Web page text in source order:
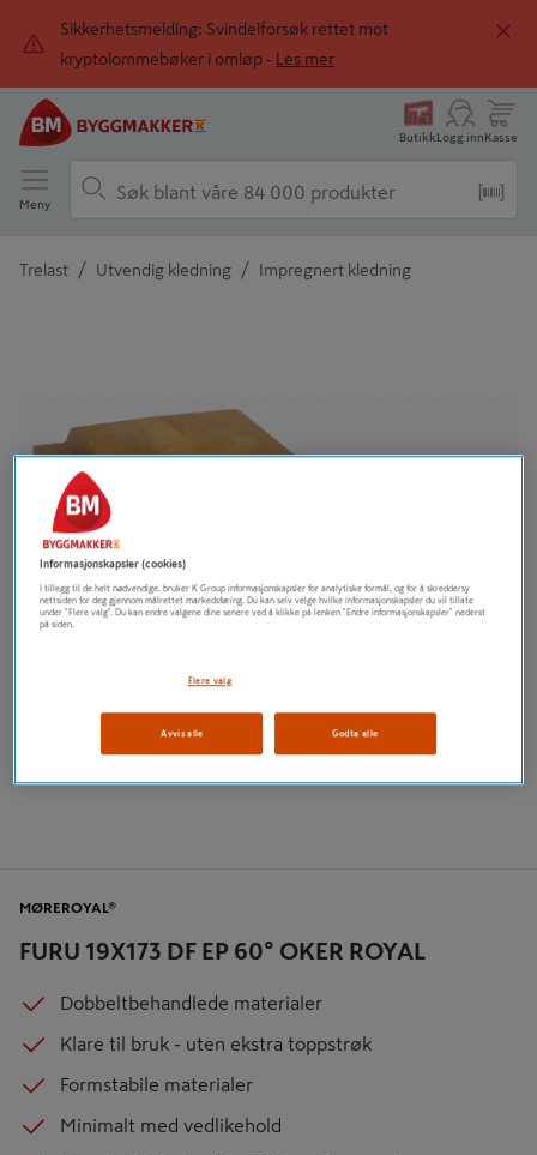
Sikkerhetsmelding: Svindelforsøk rettet mot
kryptolommebøker i omløp -
Les mer
ButikkLogg innKasse
Meny
Trelast / Utvendig kledning / Impregnert kledning
FURU 19X173 DF EP 60° OKER ROYAL
MØREROYAL®
Dobbeltbehandlede materialer
Klare til bruk - uten ekstra toppstrøk
Formstabile materialer
Minimalt med vedlikehold
Informasjonskapsler (cookies)
I tillegg til de helt nødvendige, bruker K Group informasjonskapsler for analytiske formål, og for å skreddersy
nettsiden for deg gjennom målrettet markedsføring. Du kan selv velge hvilke informasjonskapsler du vil tillate
under "Flere valg". Du kan endre valgene dine senere ved å klikke på lenken "Endre informasjonskapsler" nederst
på siden.
Flere valg
Avvis alle Godta alle